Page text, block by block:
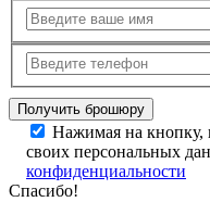
Нажимая на кнопку,
своих персональных
конфиденциальности
Спасибо!